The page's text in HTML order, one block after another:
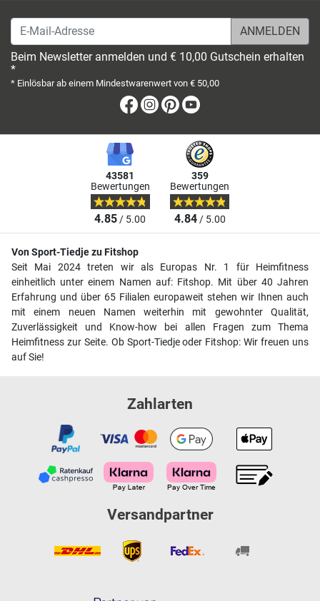
E-Mail-Adresse
Beim Newsletter anmelden und € 10,00 Gutschein erhalten
*
* Einlösbar ab einem Mindestwarenwert von € 50,00
Facebook
Instagram
Pinterest
43581
Bewertungen
4.85/ 5.00
359
Bewertungen
4.84/ 5.00
Von Sport-Tiedje zu Fitshop
Seit Mai 2024 treten wir als Europas Nr. 1 für Heimfitness
einheitlich unter einem Namen auf: Fitshop. Mit über 40 Jahren
Erfahrung und über 65 Filialen europaweit stehen wir Ihnen auch
mit einem neuen Namen weiterhin mit gewohnter Qualität,
Zuverlässigkeit und Know-how bei allen Fragen zum Thema
Heimfitness zur Seite. Ob Sport-Tiedje oder Fitshop: Wir freuen uns
auf Sie!
Zahlarten
Versandpartner